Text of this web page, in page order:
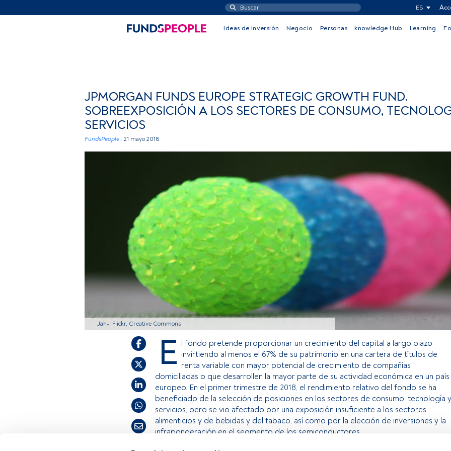
ES
Ideas de inversión Negocio Personas knowledge Hub Learning
JPMORGAN FUNDS EUROPE STRATEGIC GROWTH FUND.
SOBREEXPOSICIÓN A LOS SECTORES DE CONSUMO,
SERVICIOS
FundsPeople . 21 mayo 2018
Jah-, Flickr, Creative Commons
E l fondo pretende proporcionar un crecimiento del capital a largo plazo
invirtiendo al menos el 67% de su patrimonio en una cartera de títulos de
renta variable con mayor potencial de crecimiento de compañías
domiciliadas o que desarrollen la mayor parte de su actividad económica en un país
europeo. En el primer trimestre de 2018, el rendimiento relativo del fondo se ha
beneficiado de la selección de posiciones en los sectores de consumo, tecnología y
servicios, pero se vio afectado por una exposición insuficiente a los sectores
alimenticios y de bebidas y del tabaco, así como por la elección de inversiones y la
infraponderación en el segmento de los semiconductores.